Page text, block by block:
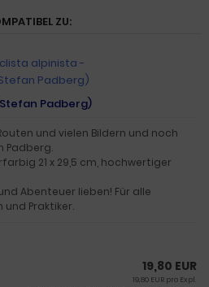
ZU:
Padberg)
und vielen Bildern und noch
Padberg.
21 x 29,5 cm, hochwertiger
Abenteuer lieben! Für alle
und Praktiker.
19,80 EUR
19,80 EUR pro Expl.